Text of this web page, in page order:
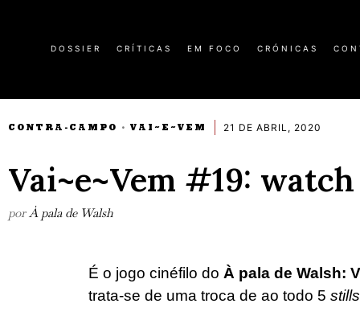
DOSSIER CRÍTICAS EM FOCO CRÓNICAS
CONTRA-CAMPO · VAI~E~VEM 21 DE ABRIL, 2020
Vai~e~Vem #19:
por À pala de Walsh
É o jogo cinéfilo do À pala de Walsh:
trata-se de uma troca de ao todo 5